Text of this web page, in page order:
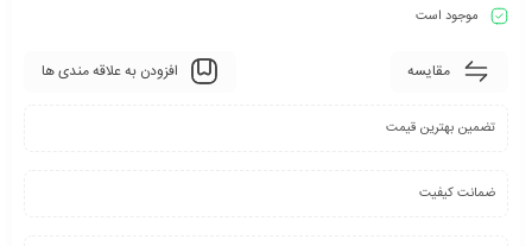
موجود است
مقایسه افزودن به علاقه مندی ها
تضمین بهترین قیمت
ضمانت کیفیت